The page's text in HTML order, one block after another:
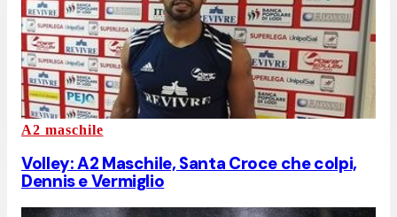
A2 maschile
Volley: A2 Maschile, Santa Croce che colpi,
Dennis e Vermiglio